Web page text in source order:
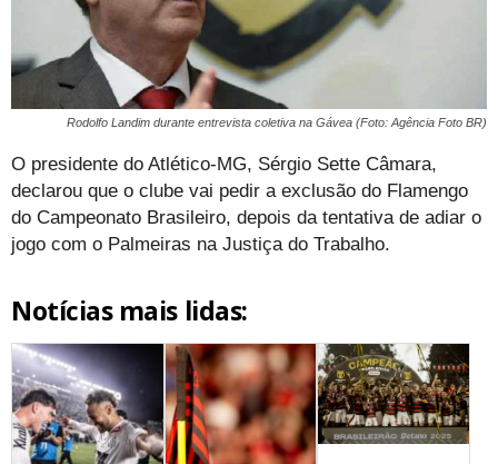
Rodolfo Landim durante entrevista coletiva na Gávea (Foto: Agência Foto BR)
O presidente do Atlético-MG, Sérgio Sette Câmara,
declarou que o clube vai pedir a exclusão do Flamengo
do Campeonato Brasileiro, depois da tentativa de adiar o
jogo com o Palmeiras na Justiça do Trabalho.
Notícias mais lidas: